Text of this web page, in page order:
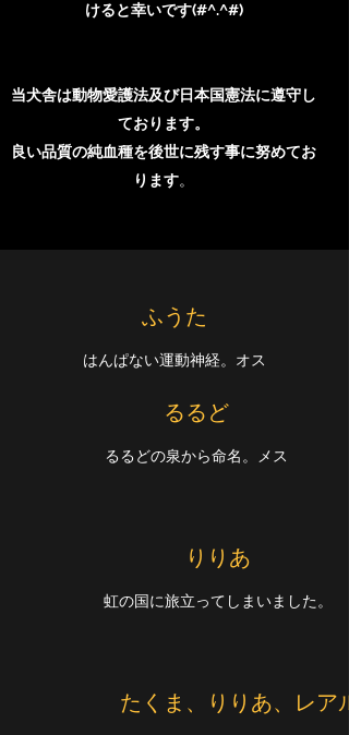
けると幸いです(#^.^#)
当犬舎は動物愛護法及び日本国憲法に遵守し
ております。
​良い品質の純血種を後世に残す事に努めてお
ります。
​ふうた
はんぱない運動神経。オス
​るるど
るるどの泉から命名。メス
​りりあ
虹の国に旅立ってしまいました。
​たくま、りりあ、レアル